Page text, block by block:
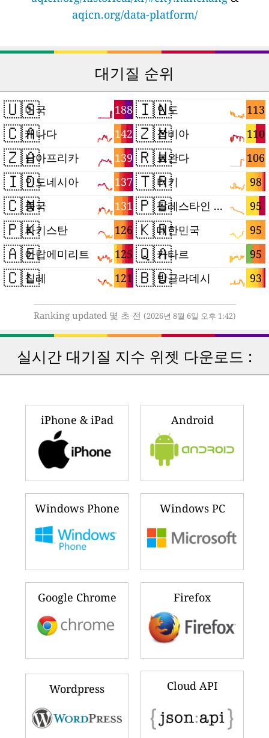
aqicn.org/data-platform/
대기질 순위
🇺🇸 188
미국
🇨🇦 142
캐나다
🇿🇦 139
남아프리카
🇮🇩 137
인도네시아
🇨🇳 131
중국
🇵🇰 126
파키스탄
🇦🇪 125
아랍에미리트
🇨🇱 121
칠레
🇮🇳 113
인도
🇿🇲 110
잠비아
🇷🇼 106
르완다
🇹🇷 98
터키
🇵🇸 95
팔레스타인 지구
🇰🇷 95
대한민국
🇶🇦 95
카타르
🇧🇩 93
방글라데시
Ranking updated 몇 초 전 (2026년 8월 6일 오후 1:42)
실시간 대기질 지수 위젯 다운로드 :
iPhone & iPad Android
Windows Phone Windows PC
Google Chrome Firefox
Wordpress Cloud API